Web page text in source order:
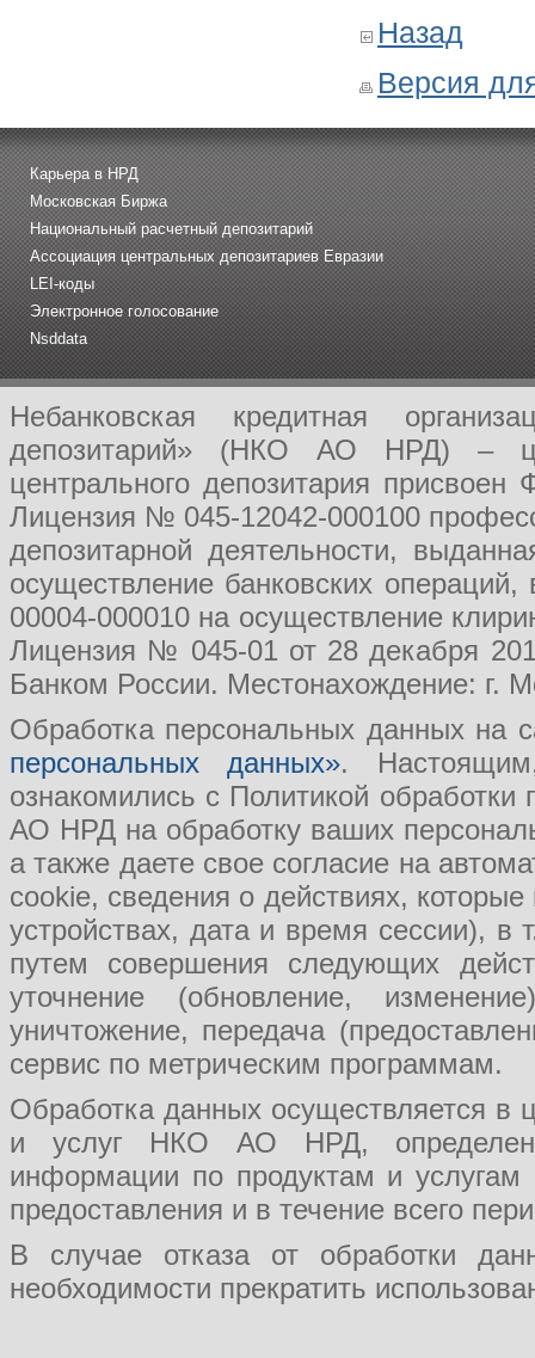
Назад
Версия
Карьера в НРД
Московская Биржа
Национальный расчетный депозитарий
Ассоциация центральных депозитариев Евразии
LEI-коды
Электронное голосование
Nsddata
Небанковская кредитная
депозитарий» (НКО АО НРД) –
центрального депозитария
Лицензия № 045-12042-000100
депозитарной деятельности,
осуществление банковских
00004-000010 на осуществление
Лицензия № 045-01 от 28 декабря
Банком России. Местонахождение: г.
Обработка персональных данных на
персональных данных».
ознакомились с Политикой
АО НРД на обработку ваших
а также даете свое согласие на
cookie, сведения о действиях,
устройствах, дата и время сессии), в
путем совершения следующих
уточнение (обновление,
уничтожение, передача
сервис по метрическим программам.
Обработка данных осуществляется в
и услуг НКО АО НРД, определения
информации по продуктам и
предоставления и в течение всего
В случае отказа от обработки
необходимости прекратить